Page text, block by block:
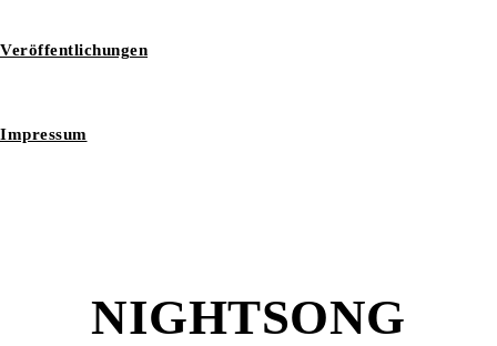
Veröffentlichungen
Impressum
NIGHTSONG